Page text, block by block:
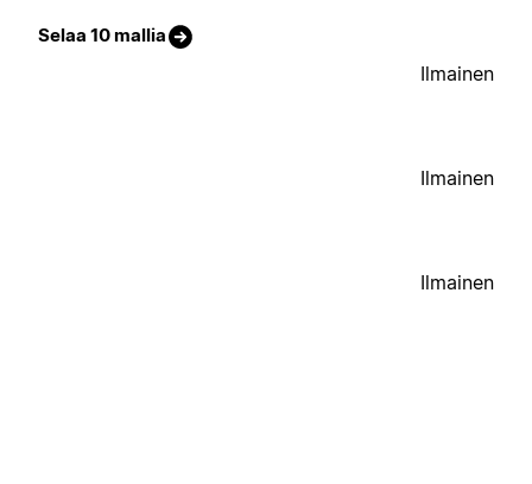
Selaa 10 mallia
Ilmainen
Ilmainen
Ilmainen